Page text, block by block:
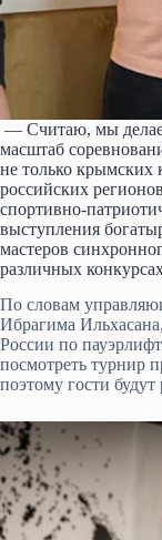
— Считаю, мы
масштаб
не только крымских
российских
спортивно-
выступления
мастеров
различных
По словам
Ибрагима
России по
посмотреть турнир
поэтому гости